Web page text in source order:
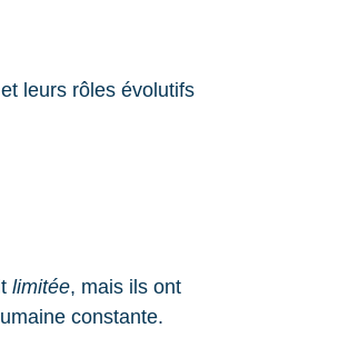
leurs rôles évolutifs
limitée, mais ils ont
constante.